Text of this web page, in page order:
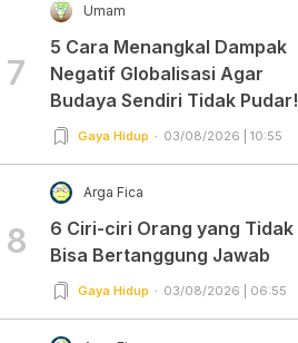
7
Umam
5 Cara Menangkal Dampak
Negatif Globalisasi Agar
Budaya Sendiri Tidak Pudar!
Gaya Hidup 03/08/2026 | 10:55
8
Arga Fica
6 Ciri-ciri Orang yang Tidak
Bisa Bertanggung Jawab
Gaya Hidup 03/08/2026 | 06:55